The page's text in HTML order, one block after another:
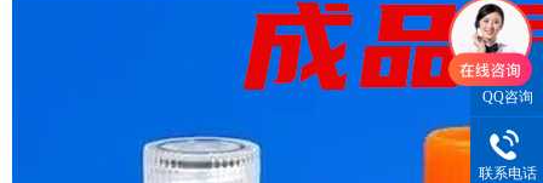
QQ咨询
联系电话